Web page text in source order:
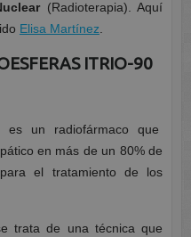
(Radioterapia). Aquí
Elisa Martínez.
ITRIO-90
es un radiofármaco que
en más de un 80% de
el tratamiento de los
trata de una técnica que